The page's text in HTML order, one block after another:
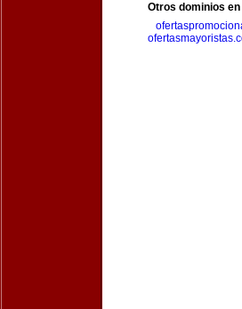
Otros dominios